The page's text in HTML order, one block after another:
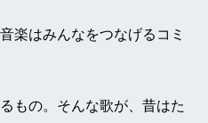
楽はみんなをつなげるコミ
もの。そんな歌が、昔はた